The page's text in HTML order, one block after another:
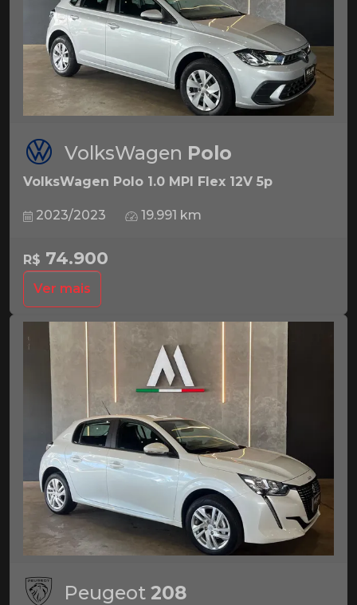
VolksWagen Polo
VolksWagen Polo 1.0 MPI Flex 12V 5p
2023/2023 19.991 km
R$ 74.900
Ver mais
Peugeot 208